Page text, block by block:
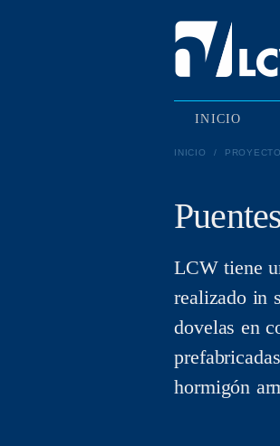
INICIO
INICIO /
LCW tiene
realizado in
dovelas en
hormigón